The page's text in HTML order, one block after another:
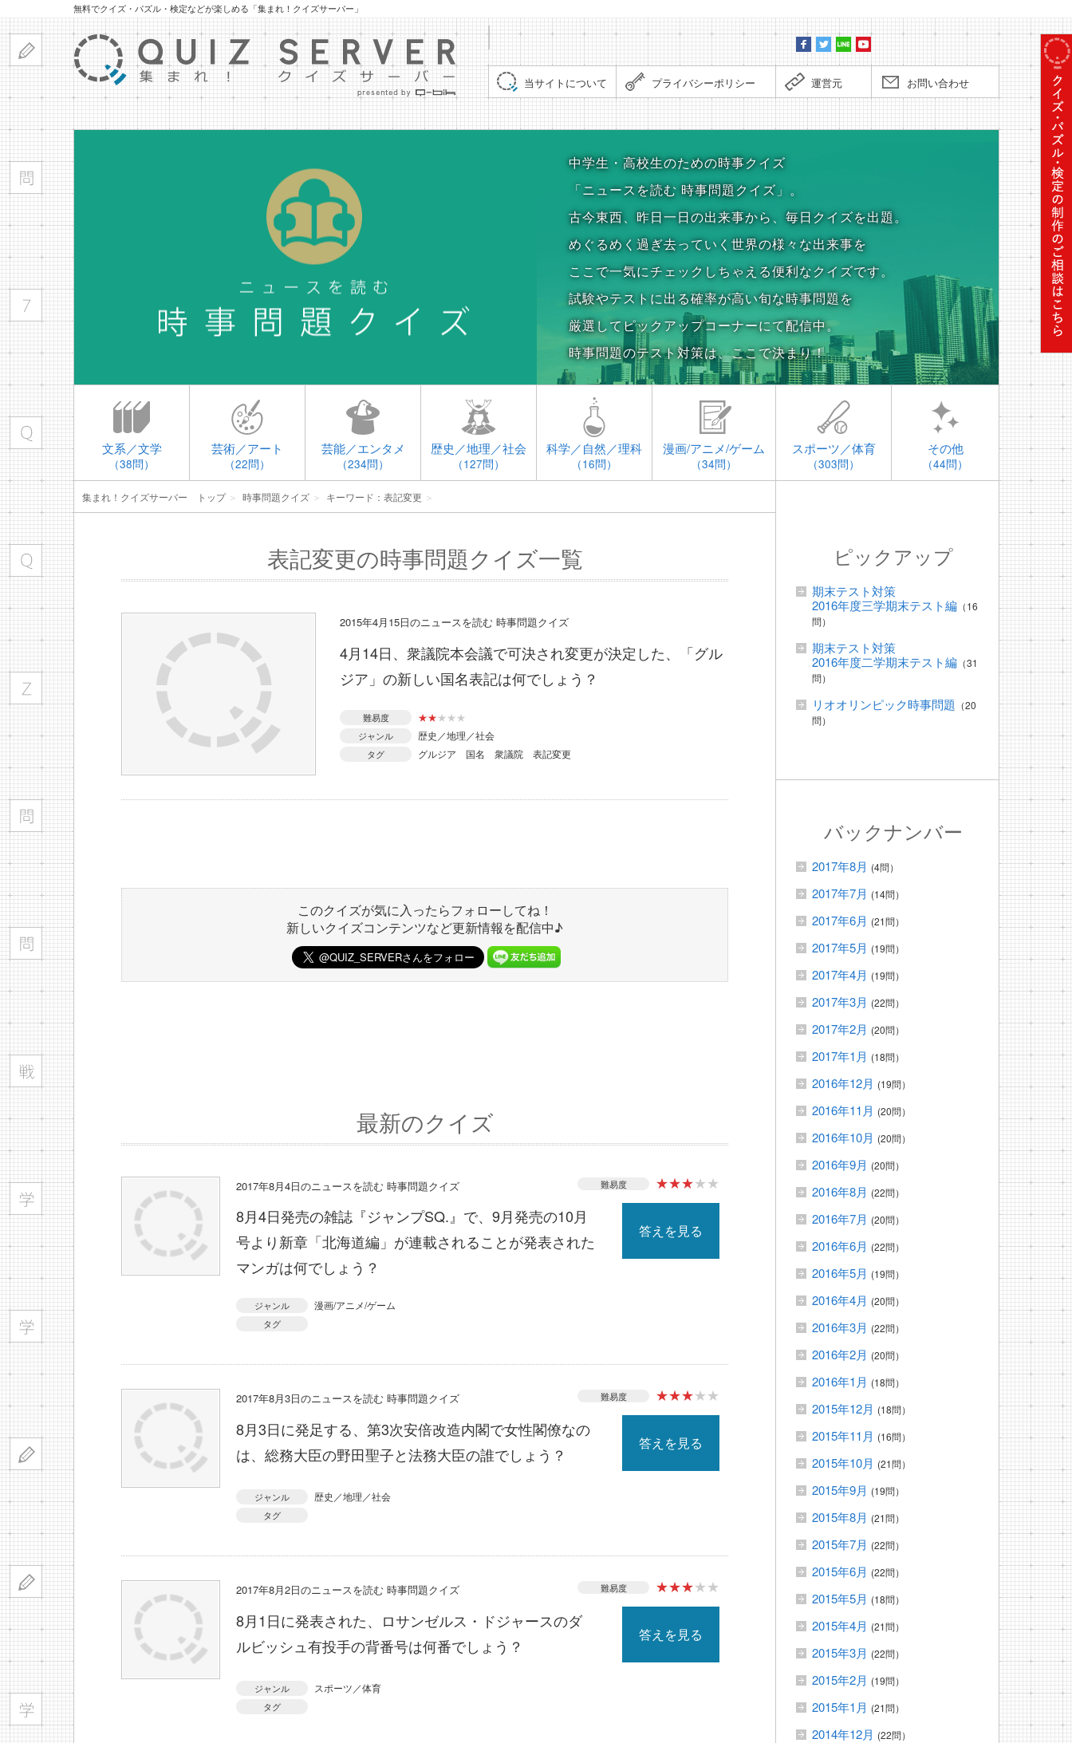
無料でクイズ・パズル・検定などが楽しめる「集まれ！クイズサーバー」
当サイトについて プライバシーポリシー 運営元 お問い合わせ
中学生・高校生のための時事クイズ
「ニュースを読む 時事問題クイズ」。
古今東西、昨日一日の出来事から、毎日クイズを出題。
めぐるめく過ぎ去っていく世界の様々な出来事を
ここで一気にチェックしちゃえる便利なクイズです。
試験やテストに出る確率が高い旬な時事問題を
厳選してピックアップコーナーにて配信中。
時事問題のテスト対策は、ここで決まり！
文系／文学
（38問）
芸術／アート
（22問）
芸能／エンタメ
（234問）
歴史／地理／社会
（127問）
科学／自然／理科
（16問）
漫画/アニメ/ゲーム
（34問）
スポーツ／体育
（303問）
その他
（44問）
集まれ！クイズサーバー トップ＞ 時事問題クイズ ＞ キーワード：表記変更 ＞
表記変更の時事問題クイズ一覧
2015年4月15日のニュースを読む 時事問題クイズ
4月14日、衆議院本会議で可決され変更が決定した、「グル
ジア」の新しい国名表記は何でしょう？
難易度 ★★★ ★ ★
ジャンル 歴史／地理／社会
タグ グルジア 国名 衆議院 表記変更
このクイズが気に入ったらフォローしてね！
新しいクイズコンテンツなど更新情報を配信中♪
最新のクイズ
2017年8月4日のニュースを読む 時事問題クイズ 難易度 ★★★★★
8月4日発売の雑誌『ジャンプSQ.』で、9月発売の10月
号より新章「北海道編」が連載されることが発表された
マンガは何でしょう？
答えを見る
ジャンル 漫画/アニメ/ゲーム
タグ
2017年8月3日のニュースを読む 時事問題クイズ 難易度 ★★★★★
8月3日に発足する、第3次安倍改造内閣で女性閣僚なの
は、総務大臣の野田聖子と法務大臣の誰でしょう？
答えを見る
ジャンル 歴史／地理／社会
タグ
2017年8月2日のニュースを読む 時事問題クイズ 難易度 ★★★★★
8月1日に発表された、ロサンゼルス・ドジャースのダ
ルビッシュ有投手の背番号は何番でしょう？
答えを見る
ジャンル スポーツ／体育
タグ
ピックアップ
期末テスト対策
2016年度三学期末テスト編 （16
問）
期末テスト対策
2016年度二学期末テスト編 （31
問）
リオオリンピック時事問題 （20
問）
バックナンバー
2017年8月 (4問）
2017年7月 (14問）
2017年6月 (21問）
2017年5月 (19問）
2017年4月 (19問）
2017年3月 (22問）
2017年2月 (20問）
2017年1月 (18問）
2016年12月 (19問）
2016年11月 (20問）
2016年10月 (20問）
2016年9月 (20問）
2016年8月 (22問）
2016年7月 (20問）
2016年6月 (22問）
2016年5月 (19問）
2016年4月 (20問）
2016年3月 (22問）
2016年2月 (20問）
2016年1月 (18問）
2015年12月 (18問）
2015年11月 (16問）
2015年10月 (21問）
2015年9月 (19問）
2015年8月 (21問）
2015年7月 (22問）
2015年6月 (22問）
2015年5月 (18問）
2015年4月 (21問）
2015年3月 (22問）
2015年2月 (19問）
2015年1月 (21問）
2014年12月 (22問）